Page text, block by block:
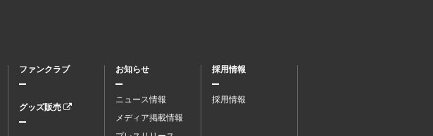
ファンクラブ
グッズ販売
お知らせ
ニュース情報
メディア掲載情報
採用情報
採用情報